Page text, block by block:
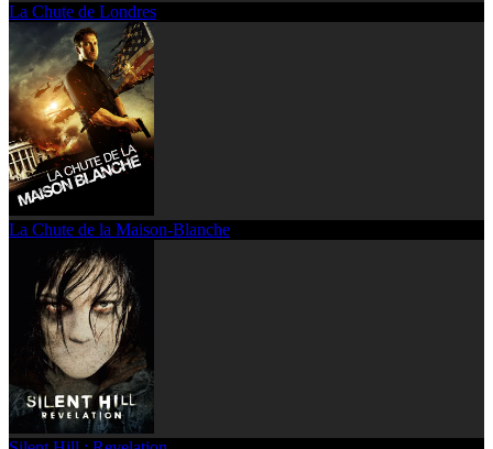
La Chute de Londres
La Chute de la Maison-Blanche